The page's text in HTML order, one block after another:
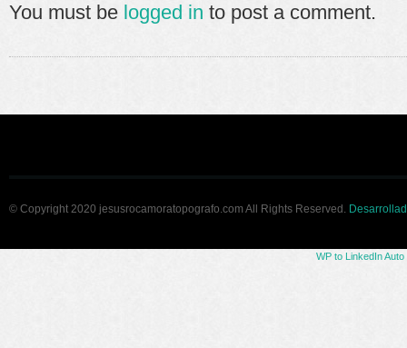
You must be logged in to post a comment.
© Copyright 2020 jesusrocamoratopografo.com All Rights Reserved.
WP to LinkedIn Auto